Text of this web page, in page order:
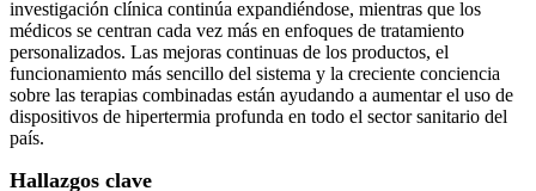
investigación clínica continúa expandiéndose, mientras que los
médicos se centran cada vez más en enfoques de tratamiento
personalizados. Las mejoras continuas de los productos, el
funcionamiento más sencillo del sistema y la creciente conciencia
sobre las terapias combinadas están ayudando a aumentar el uso de
dispositivos de hipertermia profunda en todo el sector sanitario del
país.
Hallazgos clave